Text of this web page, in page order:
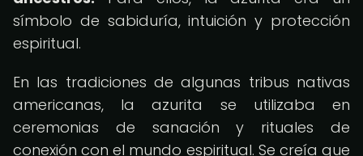
símbolo de sabiduría, intuición y protección
espiritual.
En las tradiciones de algunas tribus nativas
americanas, la azurita se utilizaba en
ceremonias de sanación y rituales de
conexión con el mundo espiritual. Se creía que